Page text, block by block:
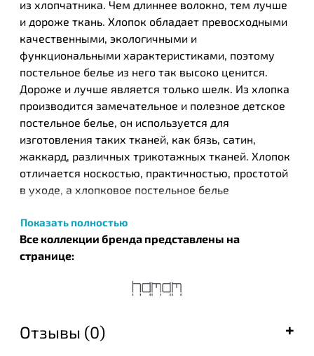
из хлопчатника. Чем длиннее волокно, тем лучше
и дороже ткань. Хлопок обладает превосходными
качественными, экологичными и
функциональными характеристиками, поэтому
постельное белье из него так высоко ценится.
Дороже и лучше является только шелк. Из хлопка
производится замечательное и полезное детское
постельное белье, он используется для
изготовления таких тканей, как бязь, сатин,
жаккард, различных трикотажных тканей. Хлопок
отличается носкостью, практичностью, простотой
в уходе, а хлопковое постельное белье
Турецкий бренд текстильных изделий Нamam был
дизайнера Идиль Тарзи. Этот бренд стал одним из
которые с успехом были встречены покупателями
Показать полностью
Все коллекции бренда представлены на
странице:
Отзывы (0)